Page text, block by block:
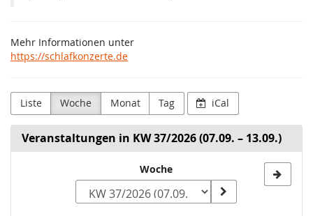
Mehr Informationen unter
https://schlafkonzerte.de
Liste Woche Monat Tag iCal
Veranstaltungen in KW 37/2026 (07.09. – 13.09.)
zur
Woche